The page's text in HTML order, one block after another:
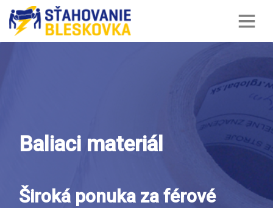
Baliaci materiál
Široká ponuka za férové